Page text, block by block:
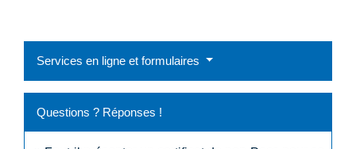
Services en ligne et formulaires
Questions ? Réponses !